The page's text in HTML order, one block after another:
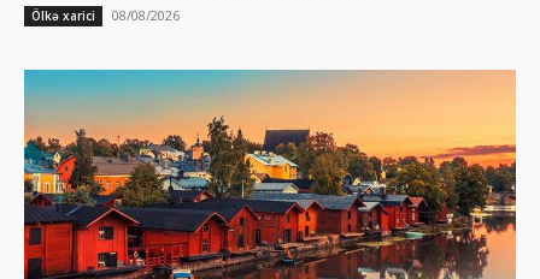
Ölkə xarici 08/08/2026